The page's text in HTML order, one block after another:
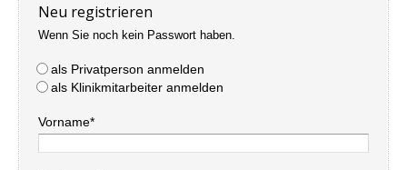
Neu registrieren
Wenn Sie noch kein Passwort haben.
als Privatperson anmelden
als Klinikmitarbeiter anmelden
Vorname*